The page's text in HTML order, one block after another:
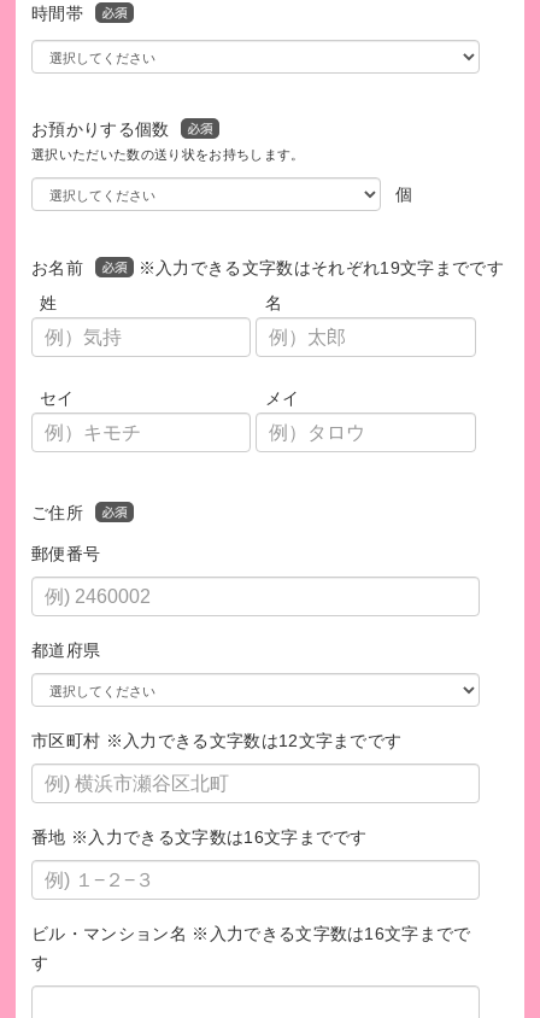
時間帯
お預かりする個数
選択いただいた数の送り状をお持ちします。
個
お名前
※入力できる文字数はそれぞれ19文字までです
姓
名
セイ メイ
ご住所
郵便番号
都道府県
市区町村 ※入力できる文字数は12文字までです
番地 ※入力できる文字数は16文字までです
ビル・マンション名 ※入力できる文字数は16文字までで
す